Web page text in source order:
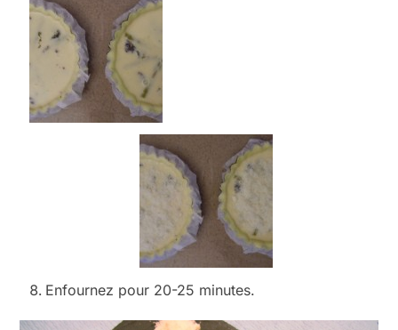
Enfournez pour 20-25 minutes.